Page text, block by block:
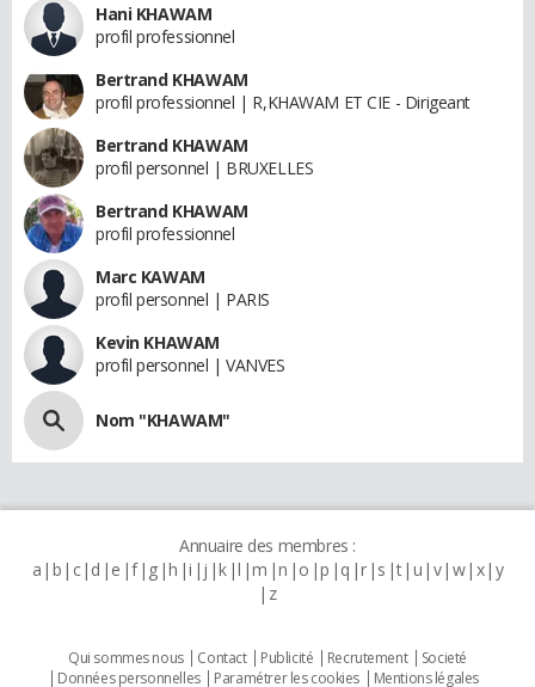
Hani KHAWAM
profil professionnel
Bertrand KHAWAM
profil professionnel | R,KHAWAM ET CIE - Dirigeant
Bertrand KHAWAM
profil personnel | BRUXELLES
Bertrand KHAWAM
profil professionnel
Marc KAWAM
profil personnel | PARIS
Kevin KHAWAM
profil personnel | VANVES
Nom "KHAWAM"
Annuaire des membres :
a b c d e f g h i j k l m n o p q r s t u v w x y
z
Qui sommes nous Contact Publicité Recrutement
Societé
Données personnelles
Paramétrer les cookies Mentions légales